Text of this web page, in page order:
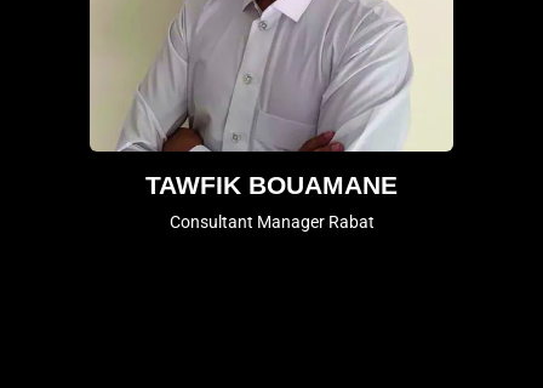
TAWFIK BOUAMANE
Consultant Manager Rabat